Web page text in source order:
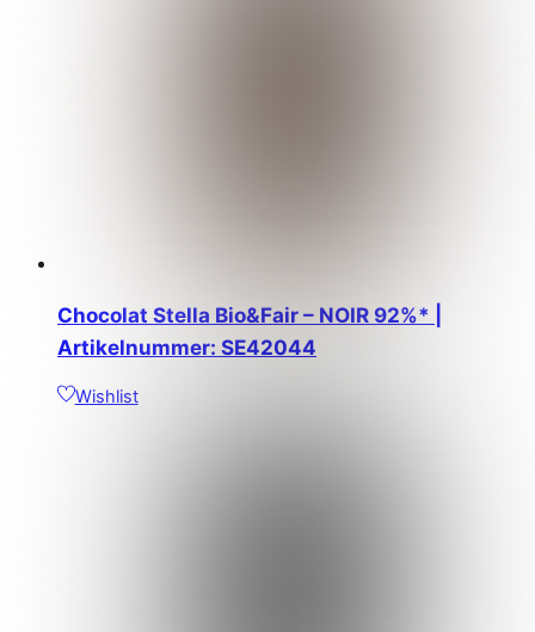
Chocolat Stella Bio&Fair – NOIR 92%* |
Artikelnummer: SE42044
Wishlist